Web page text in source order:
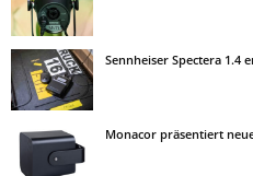
Sennheiser Spectera 1.4
Monacor präsentiert